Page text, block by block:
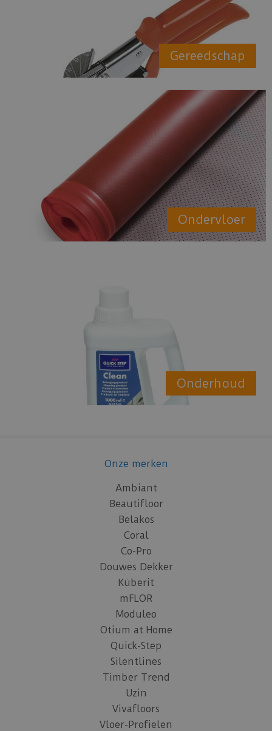
Gereedschap
Ondervloer
Onderhoud
Onze merken
Ambiant
Beautifloor
Belakos
Coral
Co-Pro
Douwes Dekker
Küberit
mFLOR
Moduleo
Otium at Home
Quick-Step
Silentlines
Timber Trend
Uzin
Vivafloors
Vloer-Profielen